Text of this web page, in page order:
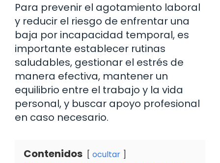
Para prevenir el agotamiento laboral
y reducir el riesgo de enfrentar una
baja por incapacidad temporal, es
importante establecer rutinas
saludables, gestionar el estrés de
manera efectiva, mantener un
equilibrio entre el trabajo y la vida
personal, y buscar apoyo profesional
en caso necesario.
Contenidos ocultar